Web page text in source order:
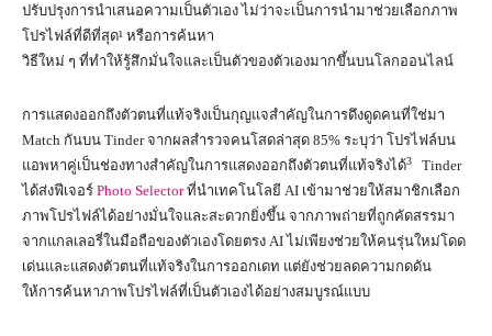
ปรับปรุงการนำเสนอความเป็นตัวเอง ไม่ว่าจะเป็นการนำมาช่วยเลือกภาพ
โปรไฟล์ที่ดีที่สุด¹ หรือการค้นหา
วิธีใหม่ ๆ ที่ทำให้รู้สึกมั่นใจและเป็นตัวของตัวเองมากขึ้นบนโลกออนไลน์
การแสดงออกถึงตัวตนที่แท้จริงเป็นกุญแจสำคัญในการดึงดูดคนที่ใช่มา
Match กันบน Tinder จากผลสำรวจคนโสดล่าสุด 85% ระบุว่า โปรไฟล์บน
แอพหาคู่เป็นช่องทางสำคัญในการแสดงออกถึงตัวตนที่แท้จริงได้3
Tinder
ได้ส่งฟีเจอร์ Photo Selectorที่นำเทคโนโลยี AI เข้ามาช่วยให้สมาชิกเลือก
ภาพโปรไฟล์ได้อย่างมั่นใจและสะดวกยิ่งขึ้น จากภาพถ่ายที่ถูกคัดสรรมา
จากแกลเลอรี่ในมือถือของตัวเองโดยตรง AI ไม่เพียงช่วยให้คนรุ่นใหม่โดด
เด่นและแสดงตัวตนที่แท้จริงในการออกเดท แต่ยังช่วยลดความกดดัน
ให้การค้นหาภาพโปรไฟล์ที่เป็นตัวเองได้อย่างสมบูรณ์แบบ